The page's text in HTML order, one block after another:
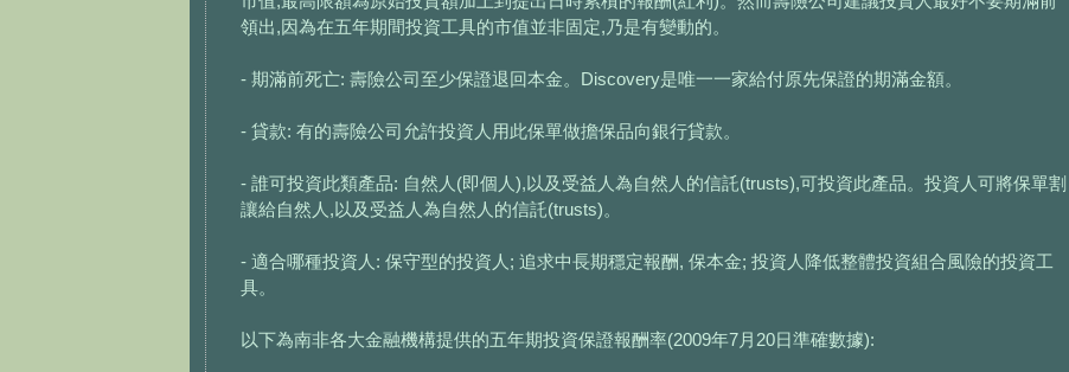
領出,因為在五年期間投資工具的市值並非固定,乃是有變動的。
- 期滿前死亡: 壽險公司至少保證退回本金。Discovery是唯一一家給付原先保證的期滿金額。
- 貸款: 有的壽險公司允許投資人用此保單做擔保品向銀行貸款。
- 誰可投資此類產品: 自然人(即個人),以及受益人為自然人的信託(trusts),可投資此產品。投資人可將保單割
讓給自然人,以及受益人為自然人的信託(trusts)。
- 適合哪種投資人: 保守型的投資人; 追求中長期穩定報酬, 保本金; 投資人降低整體投資組合風險的投資工
具。
以下為南非各大金融機構提供的五年期投資保證報酬率(2009年7月20日準確數據):